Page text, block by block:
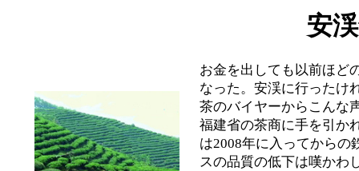
安
お金を出しても以前ほど
なった。安渓に行ったけ
茶のバイヤーからこんな
福建省の茶商に手を引か
は2008年に入ってからの
スの品質の低下は嘆かわ